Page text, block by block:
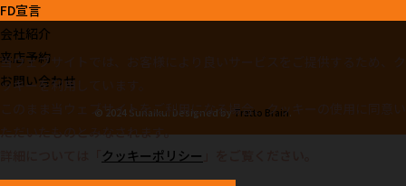
FD宣言
会社紹介
来店予約
お問い合わせ
© 2024 Sunaiku. Designed by Tratto Brain.
当ウェブサイトでは、お客様により良いサービスをご提供するため、ク
ッキーを利用しています。
このまま当ウェブサイトをご利用になる場合、クッキーの使用に同意い
ただいたものとみなされます。
クッキーポリシー